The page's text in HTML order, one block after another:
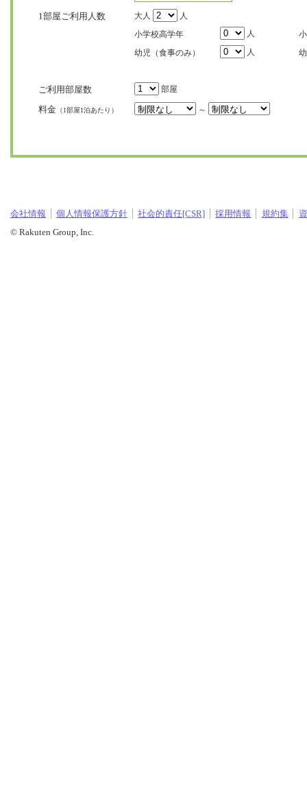
1部屋ご利用人数 大人
人
小学校高学年
人
幼児（食事のみ）
人
ご利用部屋数 部屋
料金 （1部屋1泊あたり） ～
会社情報 個人情報保護方針 社会的責任[CSR] 採用情報 規約集
© Rakuten Group, Inc.